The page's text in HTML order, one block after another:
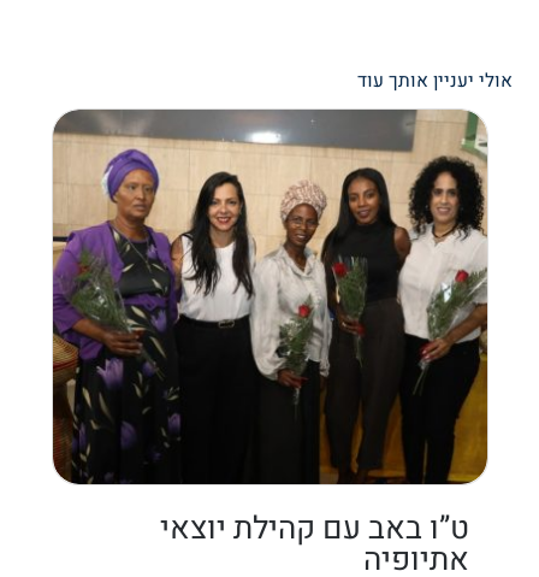
אולי יעניין אותך עוד
ט”ו באב עם קהילת יוצאי
אתיופיה